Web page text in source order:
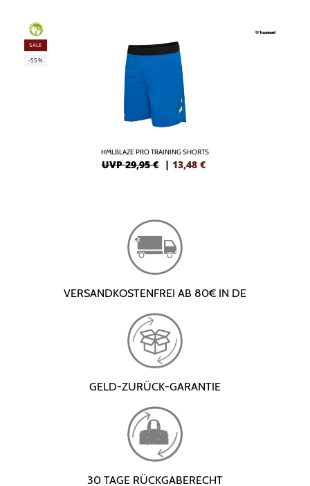
GREEN
SALE
-55%
HMLBLAZE PRO TRAINING SHORTS
UVP 29,95 € | 13,48 €
VERSANDKOSTENFREI AB 80€ IN DE
GELD-ZURÜCK-GARANTIE
30 TAGE RÜCKGABERECHT